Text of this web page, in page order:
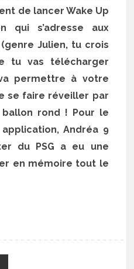
de lancer Wake Up
qui s’adresse aux
Julien, tu crois
tu vas télécharger
permettre à votre
se faire réveiller par
rond ! Pour le
Andréa 9
du PSG a eu une
en mémoire tout le